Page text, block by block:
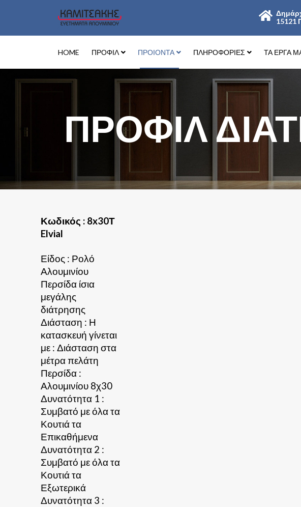
15121
HOME ΠΡΟΦΙΛ ΠΡΟΙΟΝΤΑ ΠΛΗΡΟΦΟΡΙΕΣ ΤΑ ΕΡΓΑ
ΠΡΟΦΊΛ
Κωδικός : 8x30Τ
Elvial
Είδος : Ρολό
Αλουμινίου
Περσίδα ίσια
μεγάλης
διάτρησης
Διάσταση : Η
κατασκευή γίνεται
με : Διάσταση στα
μέτρα πελάτη
Περσίδα :
Αλουμινίου 8χ30
Δυνατότητα 1 :
Συμβατό με όλα τα
Κουτιά τα
Επικαθήμενα
Δυνατότητα 2 :
Συμβατό με όλα τα
Κουτιά τα
Εξωτερικά
Δυνατότητα 3 :